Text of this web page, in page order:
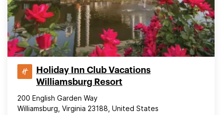
Holiday Inn Club Vacations
Williamsburg Resort
200 English Garden Way
Williamsburg, Virginia 23188, United States